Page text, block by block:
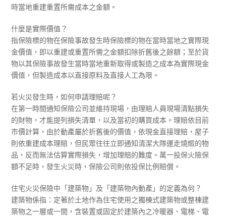
時當地重建重置所需成本之金額。
什麼是實際價值？
指保險標的物在保險事故發生時保險標的物在當時當地之實際現
金價值，即以重建或重置所需之金額扣除折舊後之餘額；至於貨
物以其保險事故發生當時當地重新取得或製造之成本為實際現金
價值，但製造成本以直接原料及直接人工為限。
若火災發生時，如何申請理賠呢？
在第一時間通知保險公司並維持現場，由理賠人員現場清點損失
的財物，才能提列損失清單，以及當初的購買成本。理賠依目前
市價計算，由於動產屬於折舊後的價值，依現金直接理賠，屋子
則依重建成本理賠，但民眾往往立即通知清潔大隊運走燒燬的物
品，反而無法估算實際損失，增加理賠的難度。萬一投保火險保
額不足時，發生火災時，保險公司則依投保比例賠償。
住宅火災保險中「建築物」及「建築物內動產」的定義為何？
建築物係指：定著於土地作為住宅使用之獨棟式建築物或整棟建
築物之一層或一間，含裝置或固定於建築內之冷暖器、電梯、電